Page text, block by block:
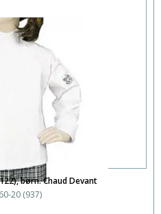
børn. Chaud Devant
20 (937)